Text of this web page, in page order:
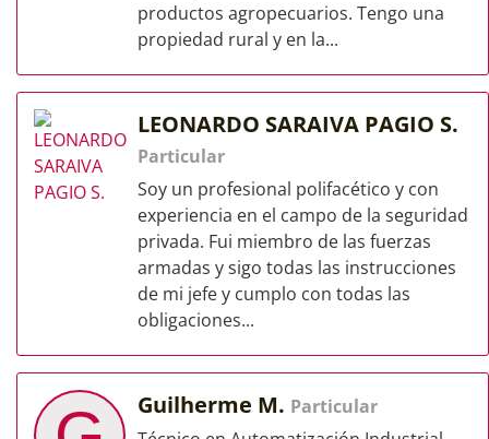
productos agropecuarios. Tengo una
propiedad rural y en la...
LEONARDO SARAIVA PAGIO S.
Particular
Soy un profesional polifacético y con
experiencia en el campo de la seguridad
privada. Fui miembro de las fuerzas
armadas y sigo todas las instrucciones
de mi jefe y cumplo con todas las
obligaciones...
Guilherme M. Particular